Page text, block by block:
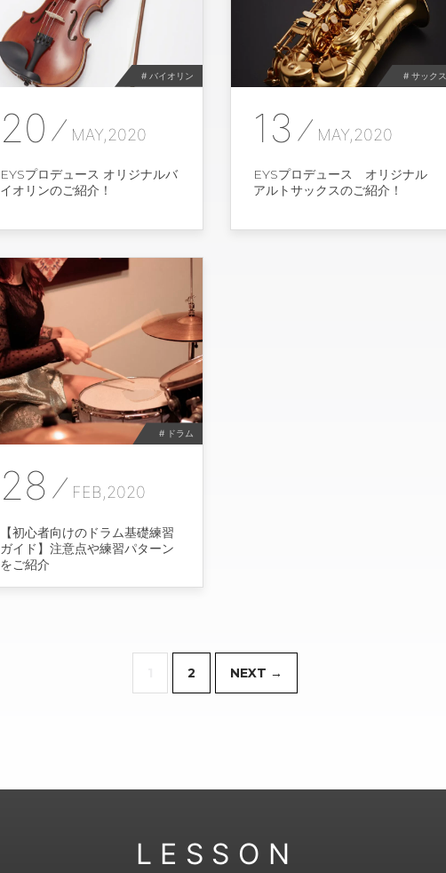
# バイオリン
20 MAY,2020
EYSプロデュース オリジナルバ
イオリンのご紹介！
# サックス
13 MAY,2020
EYSプロデュース オリジナル
アルトサックスのご紹介！
# ドラム
28 FEB,2020
【初心者向けのドラム基礎練習
ガイド】注意点や練習パターン
をご紹介
2 NEXT →
LESSON